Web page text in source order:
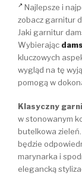
Najlepsze i
zobacz garnitur
Jaki garnitur
Wybierając
kluczowych
wygląd na tę
pomogą w
Klasyczny
w stonowanym
butelkowa
będzie
marynarka i
elegancką